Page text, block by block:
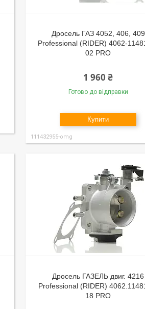
Дросель ГАЗ 4052, 406, 409
Professional (RIDER) 4062-
02 PRO
1 960 ₴
Готово до відправки
Купити
111432955-omg
Дросель ГАЗЕЛЬ двиг. 4216
Professional (RIDER)
18 PRO